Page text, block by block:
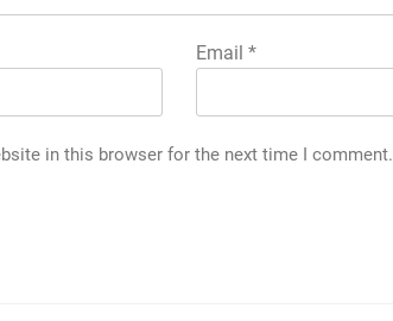
Email*
in this browser for the next time I comment.